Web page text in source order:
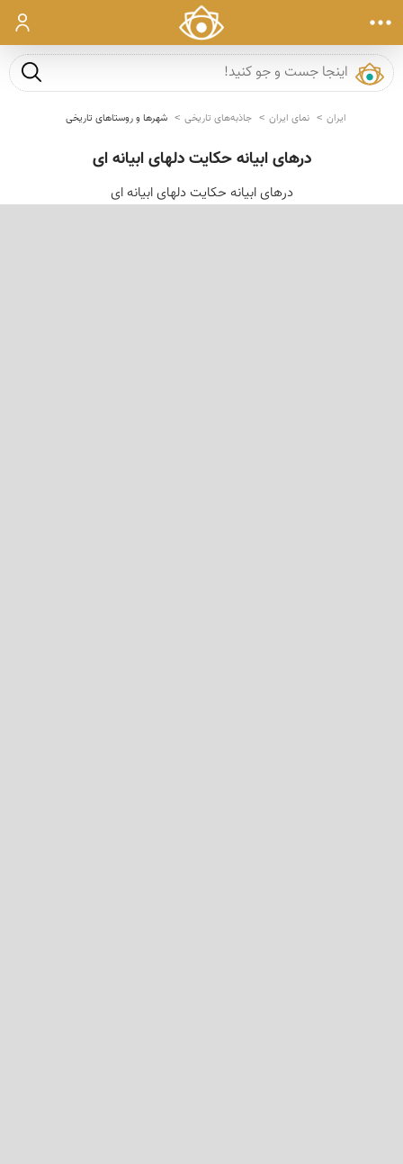
ورود
جست و
ایران نمای ایران جاذبه‌های تاریخی شهرها و روستاهای تاریخی
درهای ابیانه حکایت دلهای ابیانه ای
درهای ابیانه حکایت دلهای ابیانه ای